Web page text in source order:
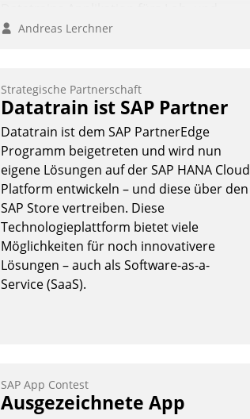
Beschwerde-Management einen eigenen
Andreas Lerchner
Strategische Partnerschaft
Datatrain ist SAP Partner
Datatrain ist dem SAP PartnerEdge
Programm beigetreten und wird nun
eigene Lösungen auf der SAP HANA Cloud
Platform entwickeln – und diese über den
SAP Store vertreiben. Diese
Technologieplattform bietet viele
Möglichkeiten für noch innovativere
Lösungen – auch als Software-as-a-
Service (SaaS).
SAP App Contest
Ausgezeichnete App